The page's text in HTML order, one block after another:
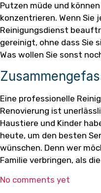
Putzen müde und
konzentrieren. Wenn Sie
Reinigungsdienst
gereinigt, ohne dass Sie
Was wollen Sie sonst
Eine professionelle
Renovierung ist
Haustiere und Kinder
heute, um den besten
wünschen. Denn wer
Familie verbringen, als
No comments yet